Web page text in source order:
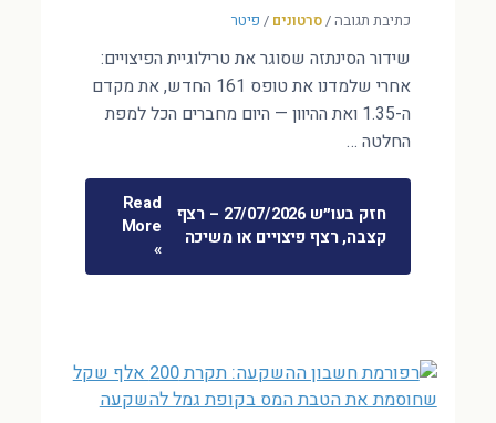
כתיבת תגובה/סרטונים / פיטר
שידור הסינתזה שסוגר את טרילוגיית הפיצויים:
אחרי שלמדנו את טופס 161 החדש, את מקדם
ה-1.35 ואת ההיוון — היום מחברים הכל למפת
החלטה …
חזק בעו״ש 27/07/2026 – רצף
קצבה, רצף פיצויים או משיכה
Read
More
»